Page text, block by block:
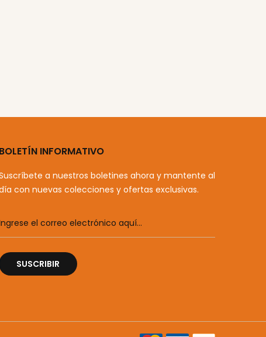
BOLETÍN INFORMATIVO
a nuestros boletines ahora y mantente al
con nuevas colecciones y ofertas exclusivas.
SUSCRIBIR